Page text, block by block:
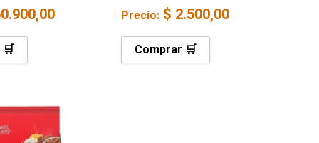
Precio: $ 2.500,00
Comprar 🛒